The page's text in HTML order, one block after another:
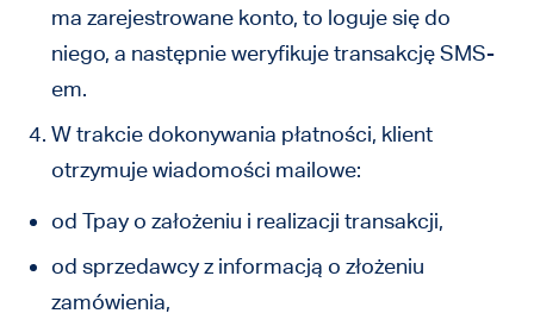
ma zarejestrowane konto, to loguje się do
niego, a następnie weryfikuje transakcję SMS-
em.
W trakcie dokonywania płatności, klient
otrzymuje wiadomości mailowe:
od Tpay o założeniu i realizacji transakcji,
od sprzedawcy z informacją o złożeniu
zamówienia,